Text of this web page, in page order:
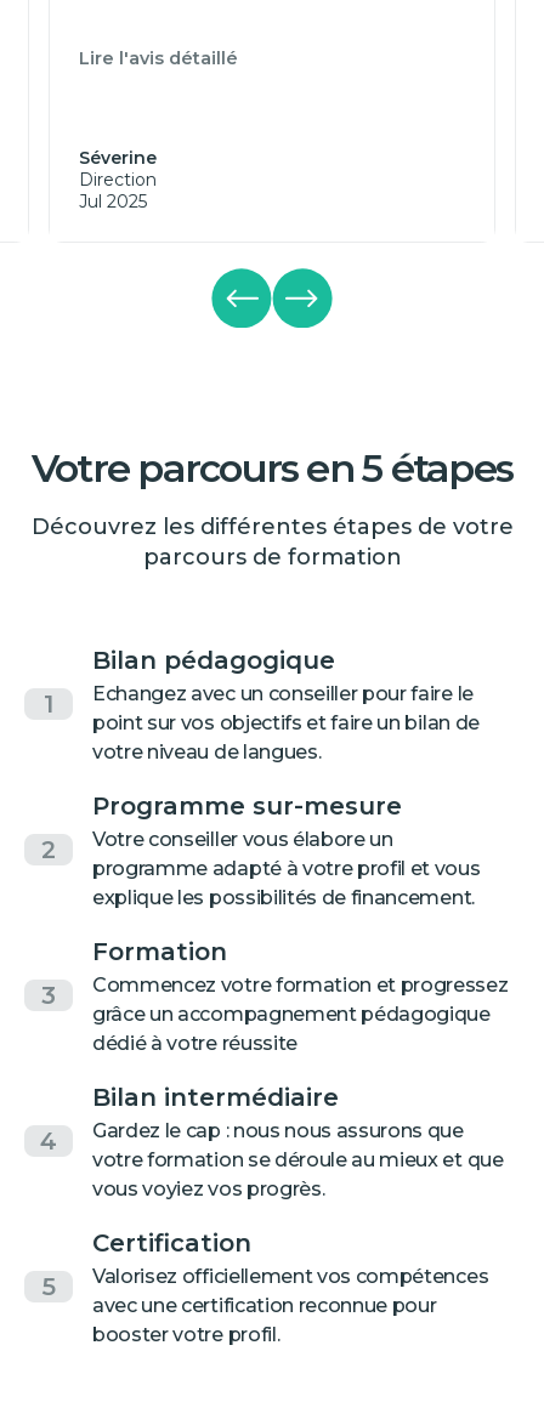
Lire l'avis détaillé
Séverine
Direction
Jul 2025
Votre parcours en 5 étapes
Découvrez les différentes étapes de votre
parcours de formation
1
Bilan pédagogique
Echangez avec un conseiller pour faire le
point sur vos objectifs et faire un bilan de
votre niveau de langues.
2
Programme sur-mesure
Votre conseiller vous élabore un
programme adapté à votre profil et vous
explique les possibilités de financement.
3
Formation
Commencez votre formation et progressez
grâce un accompagnement pédagogique
dédié à votre réussite
4
Bilan intermédiaire
Gardez le cap : nous nous assurons que
votre formation se déroule au mieux et que
vous voyiez vos progrès.
5
Certification
Valorisez officiellement vos compétences
avec une certification reconnue pour
booster votre profil.